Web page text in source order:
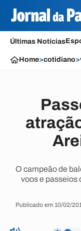
Últimas Notícias
Home>cotidiano>
O campeão de
voos e passeios
Publicado em 10/02/